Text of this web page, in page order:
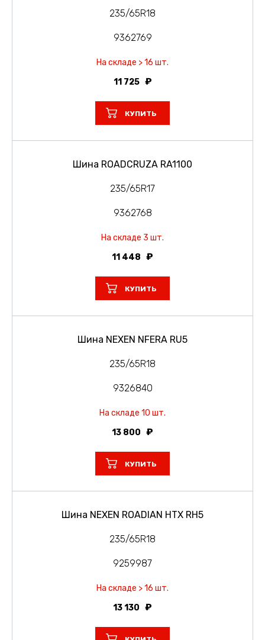
235/65R18
9362769
На складе > 16 шт.
11 725
КУПИТЬ
Шина ROADCRUZA RA1100
235/65R17
9362768
На складе 3 шт.
11 448
КУПИТЬ
Шина NEXEN NFERA RU5
235/65R18
9326840
На складе 10 шт.
13 800
КУПИТЬ
Шина NEXEN ROADIAN HTX RH5
235/65R18
9259987
На складе > 16 шт.
13 130